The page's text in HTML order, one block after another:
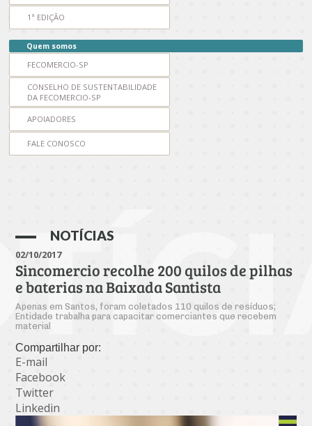
Turismo
PROJETOS ESPECIAIS:
Afixação de preços e fiscalização
Logística Reversa
COP30
Serviços
SESC
Cecomercio
Licitações
Prêmio de Sustentabilidade
Conselho de Assuntos Tributários
Conselho Estadual de Defesa do Contribuinte
Conselho de Economia Empresarial e Política
Conselho Superior de Direito
Conselho do Comércio Atacadista
Conselho de Serviços
Advocacy
1ª EDIÇÃO
Quem somos
FECOMERCIO-SP
CONSELHO DE SUSTENTABILIDADE
DA FECOMERCIO-SP
APOIADORES
FALE CONOSCO
NOTÍCIAS
02/10/2017
Sincomercio recolhe 200 quilos de pilhas
e baterias na Baixada Santista
Apenas em Santos, foram coletados 110 quilos de resíduos;
Entidade trabalha para capacitar comerciantes que recebem
material
Compartilhar por:
E-mail
Facebook
Twitter
Linkedin